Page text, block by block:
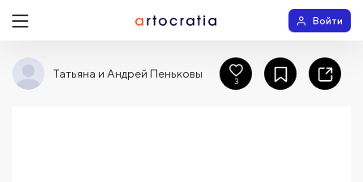
Войти
Татьяна и Андрей Пеньковы
3